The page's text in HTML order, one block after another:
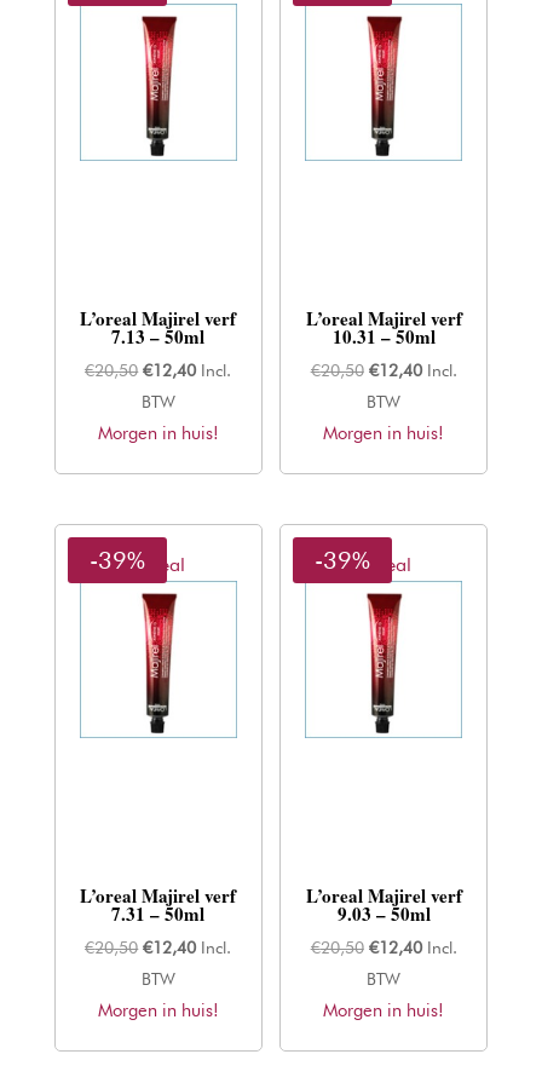
L’oreal Majirel verf
7.13 – 50ml
€20,50 Oorspronkelijke
prijs
was:
€12,40Huidige
is:
Incl.
BTW
Morgen in huis!
L’oreal Majirel verf
10.31 – 50ml
€20,50 Oorspronkelijke
prijs
was:
€12,40Huidige
is:
Incl.
BTW
Morgen in huis!
L'oreal
-39%
L’oreal Majirel verf
7.31 – 50ml
€20,50 Oorspronkelijke
prijs
was:
€12,40Huidige
is:
Incl.
BTW
Morgen in huis!
L'oreal
-39%
L’oreal Majirel verf
9.03 – 50ml
€20,50 Oorspronkelijke
prijs
was:
€12,40Huidige
is:
Incl.
BTW
Morgen in huis!